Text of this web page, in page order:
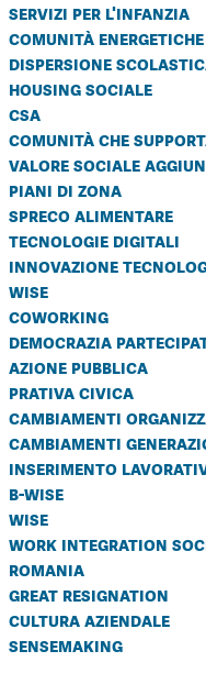
servizi per l'infanzia
comunità
dispersione
housing sociale
csa
comunità che
valore sociale
piani di zona
spreco alimentare
tecnologie digitali
innovazione
wise
coworking
democrazia
azione pubblica
prativa civica
cambiamenti
cambiamenti
inserimento
b-wise
wise
work integration
romania
great resignation
cultura aziendale
sensemaking